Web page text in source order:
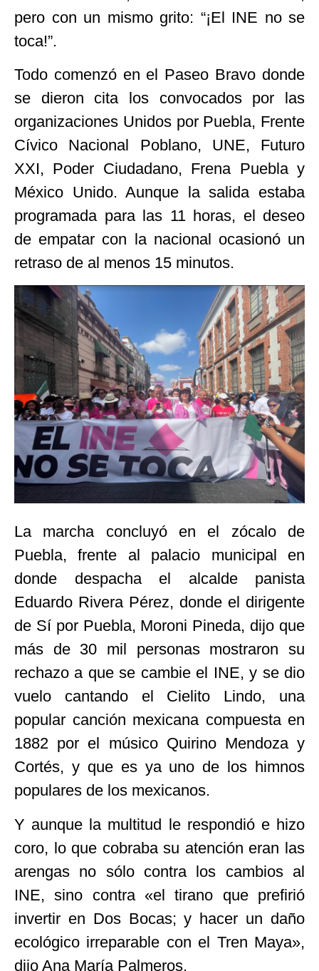
pero con un mismo grito: “¡El INE no se
toca!”.
Todo comenzó en el Paseo Bravo donde
se dieron cita los convocados por las
organizaciones Unidos por Puebla, Frente
Cívico Nacional Poblano, UNE, Futuro
XXI, Poder Ciudadano, Frena Puebla y
México Unido. Aunque la salida estaba
programada para las 11 horas, el deseo
de empatar con la nacional ocasionó un
retraso de al menos 15 minutos.
La marcha concluyó en el zócalo de
Puebla, frente al palacio municipal en
donde despacha el alcalde panista
Eduardo Rivera Pérez, donde el dirigente
de Sí por Puebla, Moroni Pineda, dijo que
más de 30 mil personas mostraron su
rechazo a que se cambie el INE, y se dio
vuelo cantando el Cielito Lindo, una
popular canción mexicana compuesta en
1882 por el músico Quirino Mendoza y
Cortés, y que es ya uno de los himnos
populares de los mexicanos.
Y aunque la multitud le respondió e hizo
coro, lo que cobraba su atención eran las
arengas no sólo contra los cambios al
INE, sino contra «el tirano que prefirió
invertir en Dos Bocas; y hacer un daño
ecológico irreparable con el Tren Maya»,
dijo Ana María Palmeros.